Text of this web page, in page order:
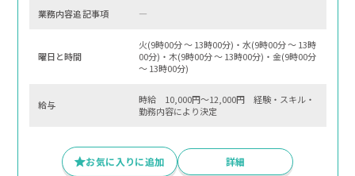
業務内容追記事項 ―
曜⽇と時間
火(9時00分 〜 13時00分)・水(9時00分 〜 13時
00分)・木(9時00分 〜 13時00分)・金(9時00分
〜 13時00分)
給与
時給 10,000円～12,000円 経験・スキル・
勤務内容により決定
お気に入りに追加 詳細